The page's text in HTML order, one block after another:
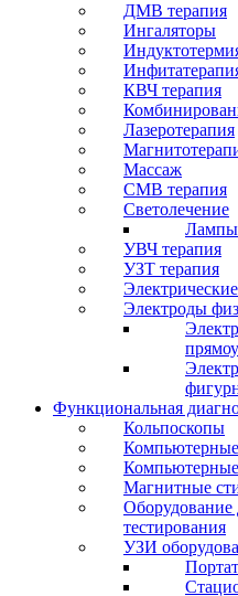
ДМВ терапия
Ингаляторы
КВЧ терапия
Лазеротерапия
Массаж
СМВ терапия
Светолечение
Лампы
УВЧ терапия
УЗТ терапия
Электроды
Функциональная
Кольпоскопы
Магнитные
Оборудование
тестирования
УЗИ